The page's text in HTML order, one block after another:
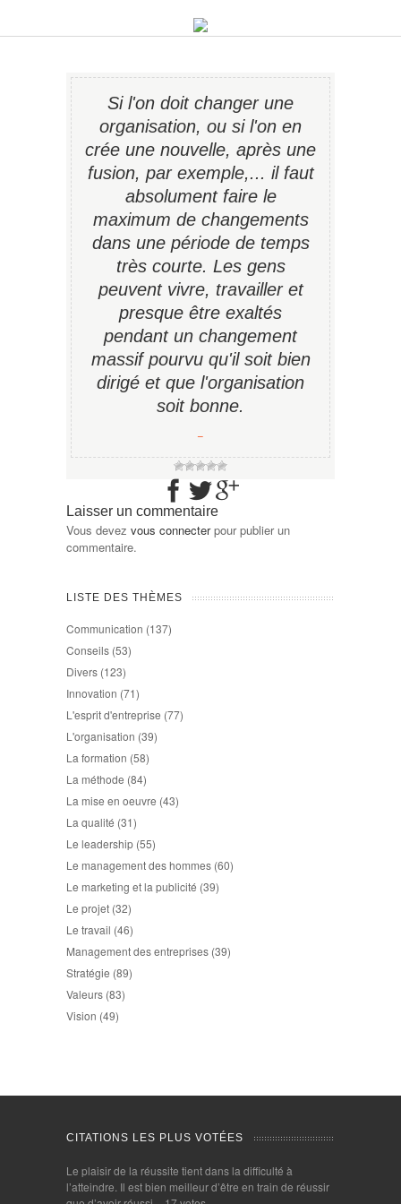
Si l'on doit changer une
organisation, ou si l'on en
crée une nouvelle, après une
fusion, par exemple,... il faut
absolument faire le
maximum de changements
dans une période de temps
très courte. Les gens
peuvent vivre, travailler et
presque être exaltés
pendant un changement
massif pourvu qu'il soit bien
dirigé et que l'organisation
soit bonne.
−
Laisser un commentaire
Vous devez vous connecterpour publier un
commentaire.
LISTE DES THÈMES
Communication (137)
Conseils (53)
Divers (123)
Innovation (71)
L'esprit d'entreprise (77)
L'organisation (39)
La formation (58)
La méthode (84)
La mise en oeuvre (43)
La qualité (31)
Le leadership (55)
Le management des hommes (60)
Le marketing et la publicité (39)
Le projet (32)
Le travail (46)
Management des entreprises (39)
Stratégie (89)
Valeurs (83)
Vision (49)
CITATIONS LES PLUS VOTÉES
Le plaisir de la réussite tient dans la difficulté à
l’atteindre. Il est bien meilleur d’être en train de réussir